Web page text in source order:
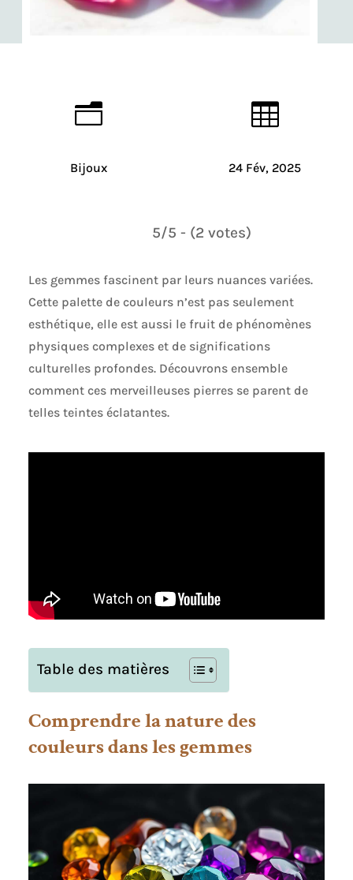
n
Bijoux

24 Fév, 2025
5/5 - (2 votes)
Les gemmes fascinent par leurs nuances variées.
Cette palette de couleurs n’est pas seulement
esthétique, elle est aussi le fruit de phénomènes
physiques complexes et de significations
culturelles profondes. Découvrons ensemble
comment ces merveilleuses pierres se parent de
telles teintes éclatantes.
Table des matières
Comprendre la nature des
couleurs dans les gemmes